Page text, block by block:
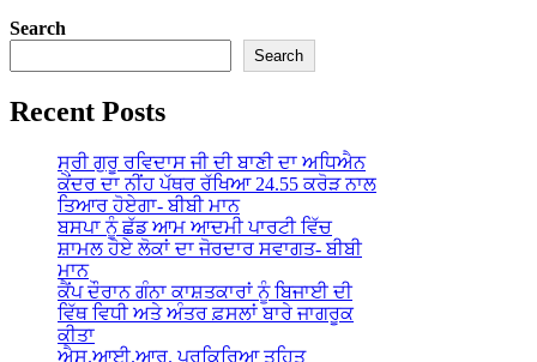
Search
Search
Recent Posts
ਸ੍ਰੀ ਗੁਰੂ ਰਵਿਦਾਸ ਜੀ ਦੀ ਬਾਣੀ ਦਾ ਅਧਿਐਨ
ਕੇਂਦਰ ਦਾ ਨੀਂਹ ਪੱਥਰ ਰੱਖਿਆ 24.55 ਕਰੋੜ ਨਾਲ
ਤਿਆਰ ਹੋਏਗਾ- ਬੀਬੀ ਮਾਨ
ਬਸਪਾ ਨੂੰ ਛੱਡ ਆਮ ਆਦਮੀ ਪਾਰਟੀ ਵਿੱਚ
ਸ਼ਾਮਲ ਹੋਏ ਲੋਕਾਂ ਦਾ ਜੋਰਦਾਰ ਸਵਾਗਤ- ਬੀਬੀ
ਮਾਨ
ਕੈਂਪ ਦੌਰਾਨ ਗੰਨਾ ਕਾਸ਼ਤਕਾਰਾਂ ਨੂੰ ਬਿਜਾਈ ਦੀ
ਵਿੱਥ ਵਿਧੀ ਅਤੇ ਅੰਤਰ ਫ਼ਸਲਾਂ ਬਾਰੇ ਜਾਗਰੂਕ
ਕੀਤਾ
ਐਸ.ਆਈ.ਆਰ. ਪ੍ਰਕਿਰਿਆ ਤਹਿਤ